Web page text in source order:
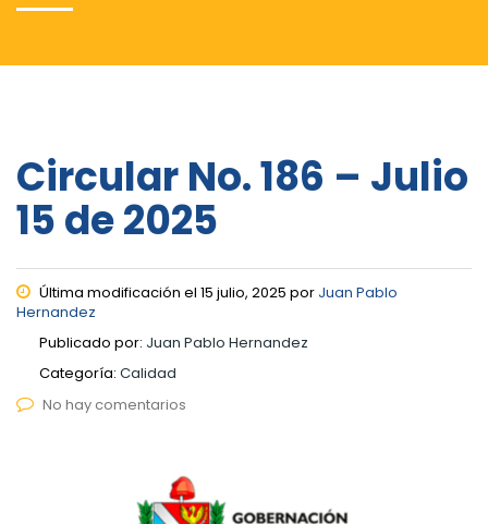
Circular No. 186 – Julio
15 de 2025
Última modificación el 15 julio, 2025 por Juan Pablo
Hernandez
Publicado por: Juan Pablo Hernandez
Categoría: Calidad
No hay comentarios